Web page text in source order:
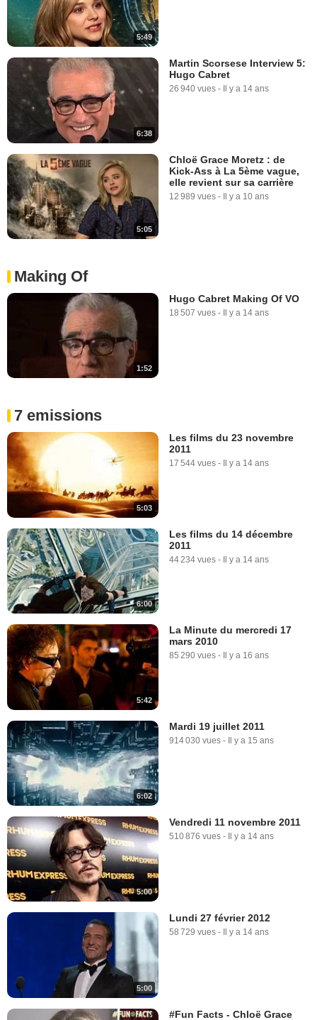
5:49
6:38
Martin Scorsese Interview 5:
Hugo Cabret
26 940 vues - Il y a 14 ans
5:05
Chloë Grace Moretz : de
Kick-Ass à La 5ème vague,
elle revient sur sa carrière
12 989 vues - Il y a 10 ans
Making Of
1:52
Hugo Cabret Making Of VO
18 507 vues - Il y a 14 ans
7 emissions
5:03
Les films du 23 novembre
2011
17 544 vues - Il y a 14 ans
6:00
Les films du 14 décembre
2011
44 234 vues - Il y a 14 ans
5:42
La Minute du mercredi 17
mars 2010
85 290 vues - Il y a 16 ans
6:02
Mardi 19 juillet 2011
914 030 vues - Il y a 15 ans
5:00
Vendredi 11 novembre 2011
510 876 vues - Il y a 14 ans
5:00
Lundi 27 février 2012
58 729 vues - Il y a 14 ans
#Fun Facts - Chloë Grace